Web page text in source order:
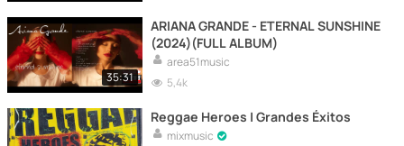
35:31
ARIANA GRANDE - ETERNAL SUNSHINE
(2024)(FULL ALBUM)
area51music
5,4k
Reggae Heroes | Grandes Éxitos
mixmusic